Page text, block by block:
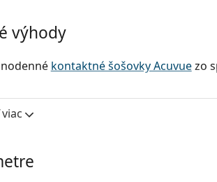
výhody
kontaktné šošovky Acuvuezo
komfort
filtruje až 60 % modrofialového svetla